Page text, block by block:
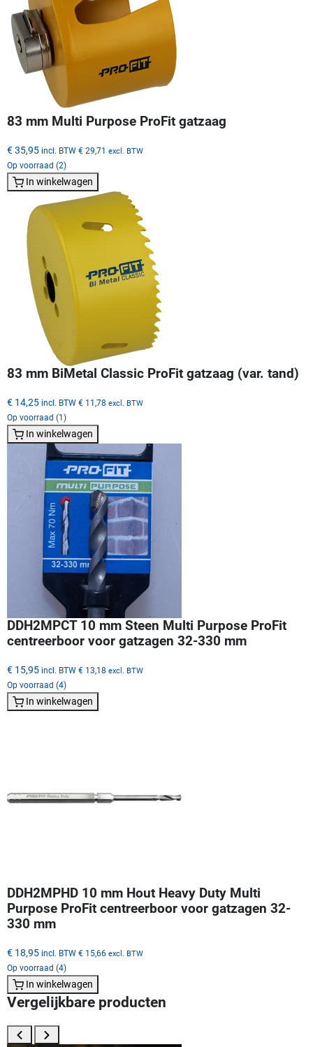
83 mm Multi Purpose ProFit gatzaag
€ 35,95 incl. BTW € 29,71 excl. BTW
Op voorraad (2)
In winkelwagen
83 mm BiMetal Classic ProFit gatzaag (var. tand)
€ 14,25 incl. BTW € 11,78 excl. BTW
Op voorraad (1)
In winkelwagen
DDH2MPCT 10 mm Steen Multi Purpose ProFit
centreerboor voor gatzagen 32-330 mm
€ 15,95 incl. BTW € 13,18 excl. BTW
Op voorraad (4)
In winkelwagen
DDH2MPHD 10 mm Hout Heavy Duty Multi
Purpose ProFit centreerboor voor gatzagen 32-
330 mm
€ 18,95 incl. BTW € 15,66 excl. BTW
Op voorraad (4)
In winkelwagen
Vergelijkbare producten